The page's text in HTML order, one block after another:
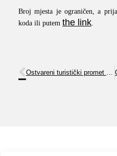
Broj mjesta je ograničen, a
koda ili putem the link.
Ostvareni turistički promet veljača i prva dva mjeseca 2026.